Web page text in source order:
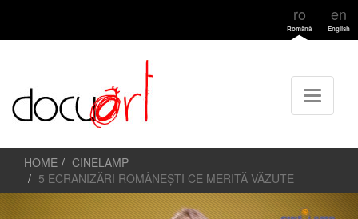
ro
Română
en
English
HOME
CINELAMP
5 ECRANIZĂRI ROMÂNEȘTI CE MERITĂ VĂZUTE